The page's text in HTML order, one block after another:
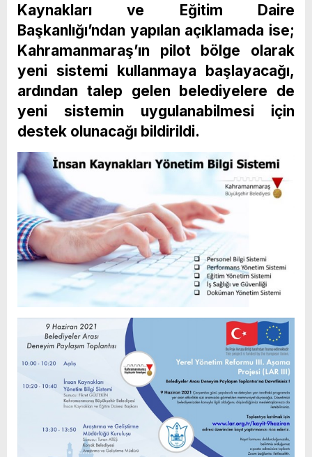
Kaynakları ve Eğitim Daire
Başkanlığı’ndan yapılan açıklamada ise;
Kahramanmaraş’ın pilot bölge olarak
yeni sistemi kullanmaya başlayacağı,
ardından talep gelen belediyelere de
yeni sistemin uygulanabilmesi için
destek olunacağı bildirildi.